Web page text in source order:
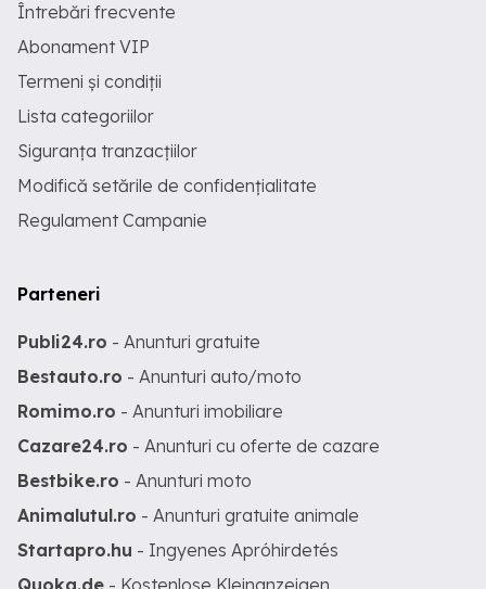
Întrebări frecvente
Abonament VIP
Termeni și condiții
Lista categoriilor
Siguranța tranzacțiilor
Modifică setările de confidențialitate
Regulament Campanie
Parteneri
Publi24.ro - Anunturi gratuite
Bestauto.ro - Anunturi auto/moto
Romimo.ro - Anunturi imobiliare
Cazare24.ro - Anunturi cu oferte de cazare
Bestbike.ro - Anunturi moto
Animalutul.ro - Anunturi gratuite animale
Startapro.hu - Ingyenes Apróhirdetés
Quoka.de - Kostenlose Kleinanzeigen